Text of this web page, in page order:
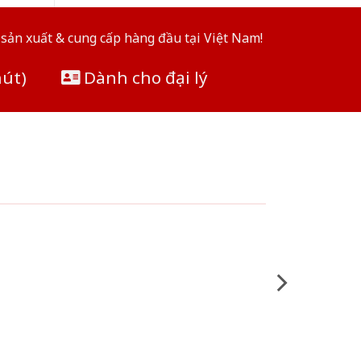
xuất & cung cấp hàng đầu tại Việt Nam!
Dành cho đại lý